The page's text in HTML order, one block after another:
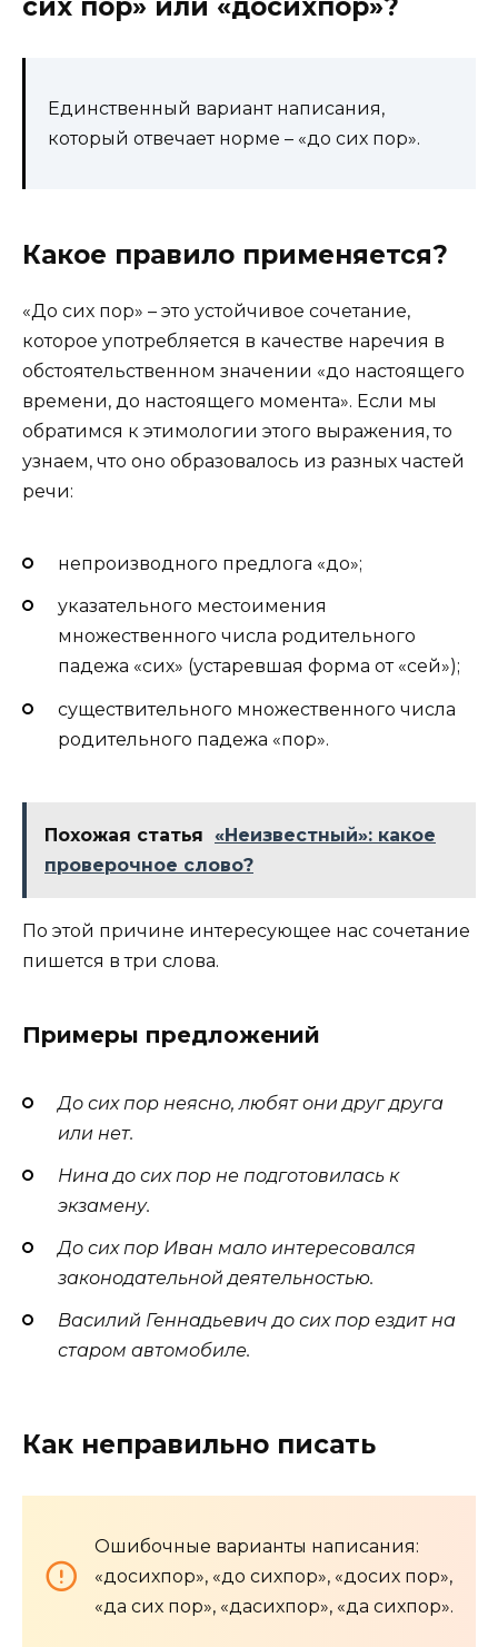
сих пор» или «досихпор»?
Единственный вариант написания,
который отвечает норме – «до сих пор».
Какое правило применяется?
«До сих пор» – это устойчивое сочетание,
которое употребляется в качестве наречия в
обстоятельственном значении «до настоящего
времени, до настоящего момента». Если мы
обратимся к этимологии этого выражения, то
узнаем, что оно образовалось из разных частей
речи:
непроизводного предлога «до»;
указательного местоимения
множественного числа родительного
падежа «сих» (устаревшая форма от «сей»);
существительного множественного числа
родительного падежа «пор».
Похожая статья
«Неизвестный»: какое
проверочное слово?
По этой причине интересующее нас сочетание
пишется в три слова.
Примеры предложений
До сих пор неясно, любят они друг друга
или нет.
Нина до сих пор не подготовилась к
экзамену.
До сих пор Иван мало интересовался
законодательной деятельностью.
Василий Геннадьевич до сих пор ездит на
старом автомобиле.
Как неправильно писать
Ошибочные варианты написания:
«досихпор», «до сихпор», «досих пор»,
«да сих пор», «дасихпор», «да сихпор».